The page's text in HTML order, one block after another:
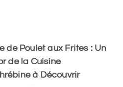
de Poulet aux Frites : Un
de la Cuisine
à Découvrir